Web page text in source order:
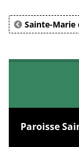
Sainte-Marie
Paroisse